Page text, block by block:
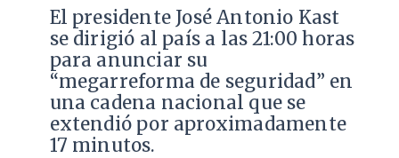
El presidente José Antonio Kast
se dirigió al país a las 21:00 horas
para anunciar su
“megarreforma de seguridad” en
una cadena nacional que se
extendió por aproximadamente
17 minutos.